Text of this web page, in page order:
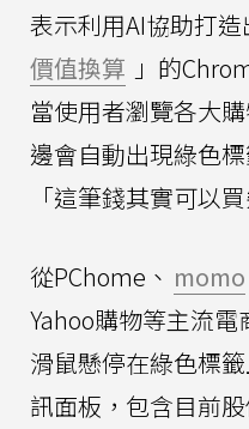
表示利用AI協助打
價值換算 」的
當使用者瀏覽各大
邊會自動出現綠色
「這筆錢其實可以
從PChome、 momo
Yahoo購物等主流
滑鼠懸停在綠色標
訊面板，包含目前